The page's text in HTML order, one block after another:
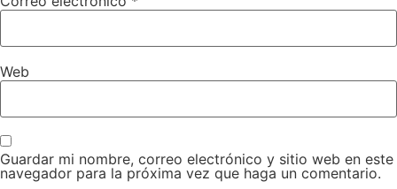
Web
Guardar mi nombre, correo electrónico y sitio web en este
navegador para la próxima vez que haga un comentario.